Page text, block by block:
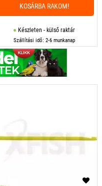
Készleten - külső raktár
Szállítási idő: 2-6 munkanap
KOSÁRBA RAKOM!